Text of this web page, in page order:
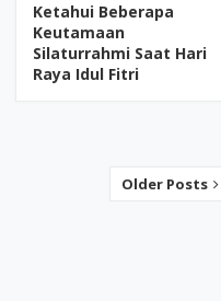
Ketahui Beberapa
Keutamaan
Silaturrahmi Saat Hari
Raya Idul Fitri
Older Posts